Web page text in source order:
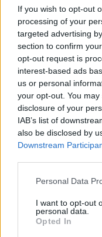
If you wish to opt-out
processing of your
targeted advertising
section to confirm
opt-out request is
interest-based ads
us or personal
your opt-out. You
disclosure of your
IAB’s list of
also be disclosed by
Downstream
Personal Data
I want to opt-out
personal data.
Opted In
Bemutatkozás: A
képzőművészettel is.
kiállításain. Kieselbach
tulajdonosa több mint